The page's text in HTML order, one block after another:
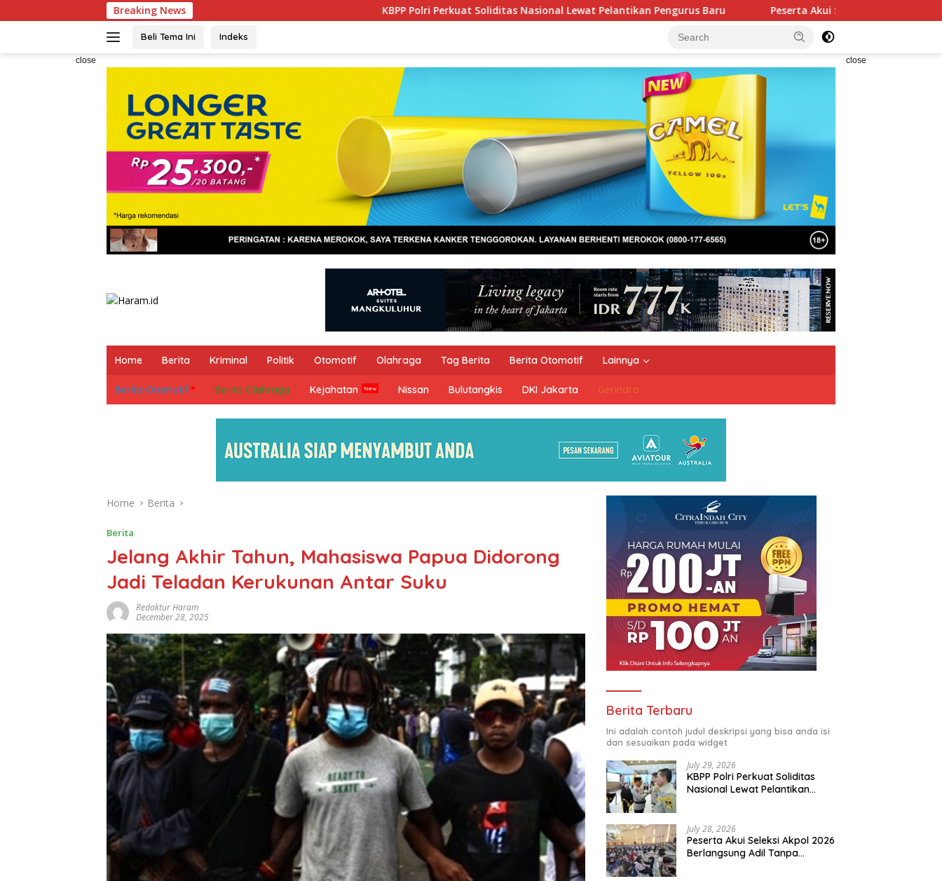
to
Breaking News KBPP Polri Perkuat Soliditas Nasional Lewat Pelantikan Pengurus Baru Peserta Akui Seleksi Akpol 2026 Berlangsung Adil Tanpa
Beli Tema Ini Indeks
close close
Home Berita Kriminal Politik Otomotif Olahraga Tag Berita Berita Otomotif Lainnya
Berita Otomotif Berita Olahraga Kejahatan Nissan Bulutangkis DKI Jakarta Gerindra
Home Berita
Berita
Jelang Akhir Tahun, Mahasiswa Papua Didorong
Jadi Teladan Kerukunan Antar Suku
Redaktur Haram
December 28, 2025
Berita Terbaru
Ini adalah contoh judul deskripsi yang bisa anda isi
dan sesuaikan pada widget
July 29, 2026
KBPP Polri Perkuat Soliditas
Nasional Lewat Pelantikan
July 28, 2026
Peserta Akui Seleksi Akpol 2026
Berlangsung Adil Tanpa